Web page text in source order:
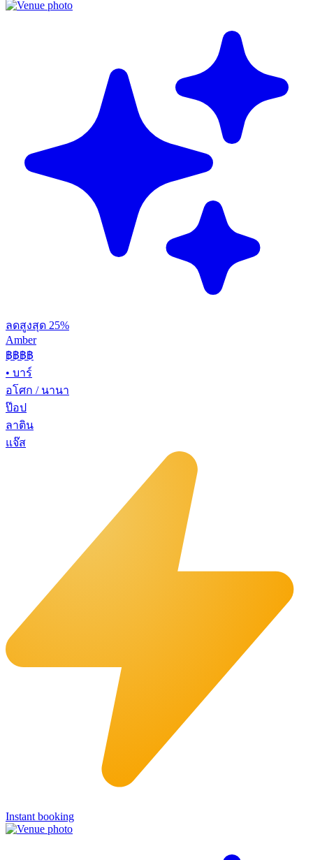
ลดสูงสุด 25%
Amber
฿฿฿฿
• บาร์
อโศก / นานา
ป๊อป
ลาติน
แจ๊ส
Instant booking